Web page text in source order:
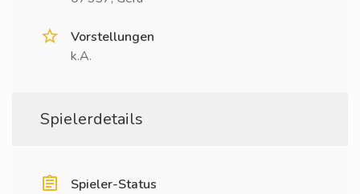
Vorstellungen
k.A.
Spielerdetails
Spieler-Status